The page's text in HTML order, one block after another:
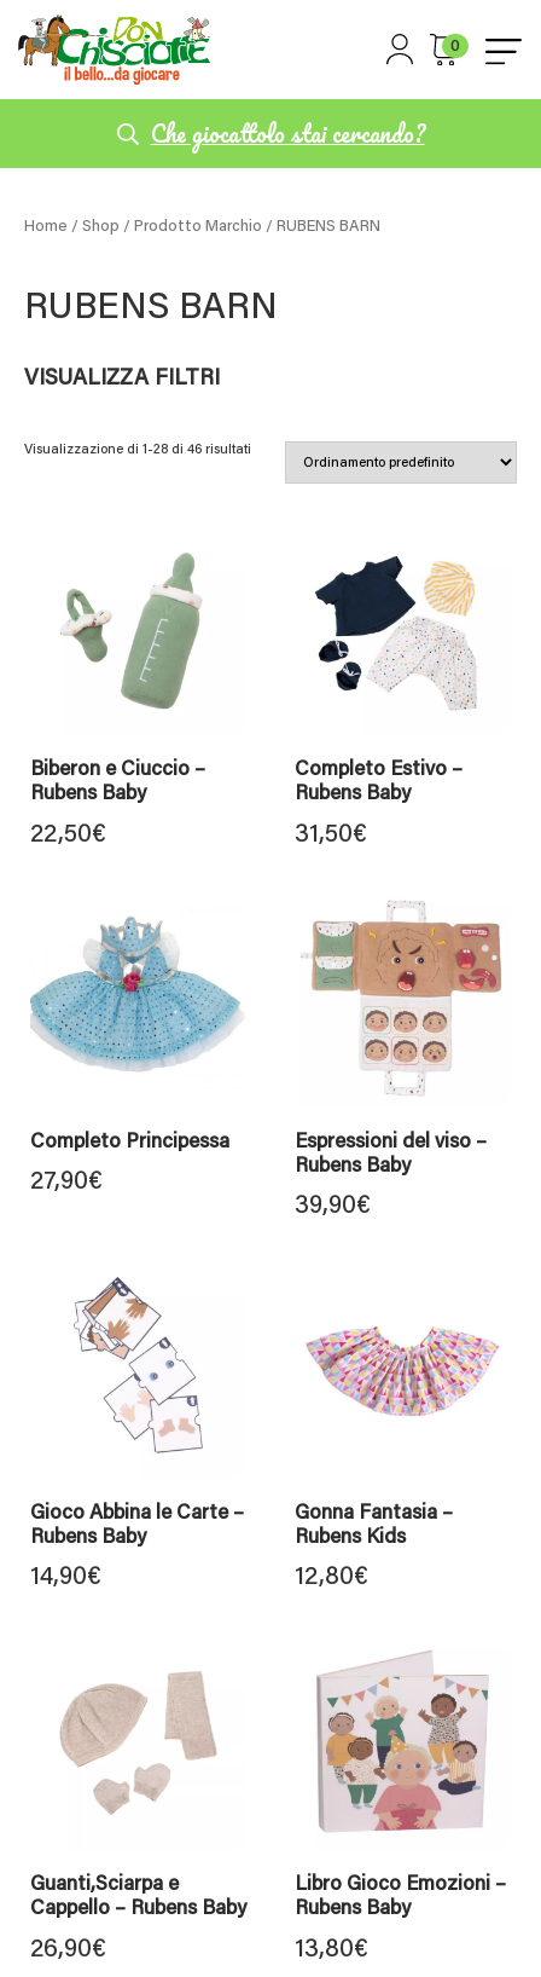
0
Che giocattolo stai cercando?
Home / Shop / Prodotto Marchio / RUBENS BARN
RUBENS BARN
VISUALIZZA FILTRI
Visualizzazione di 1-28 di 46 risultati
Biberon e Ciuccio –
Rubens Baby
22,50€
Completo Estivo –
Rubens Baby
31,50€
Completo Principessa
27,90€
Espressioni del viso –
Rubens Baby
39,90€
Gioco Abbina le Carte –
Rubens Baby
14,90€
Gonna Fantasia –
Rubens Kids
12,80€
Guanti,Sciarpa e
Cappello – Rubens Baby
26,90€
Libro Gioco Emozioni –
Rubens Baby
13,80€